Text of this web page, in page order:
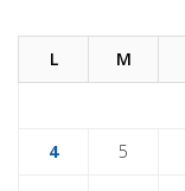
L M
4 5